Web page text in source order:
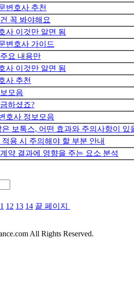
변호사 추천
꼭 봐야해요
사 이것만 알면 됨
변호사 가이드
요 내용만
사 이것만 알면 됨
사 추천
모음
하셨죠?
호사 정보모음
보톡스, 어떤 효과와 주의사항이 있
용 시 주의해야 할 부분 안내
약 결과에 영향을 주는 요소 분석
12 13 14 끝 페이지
All Rights Reserved.